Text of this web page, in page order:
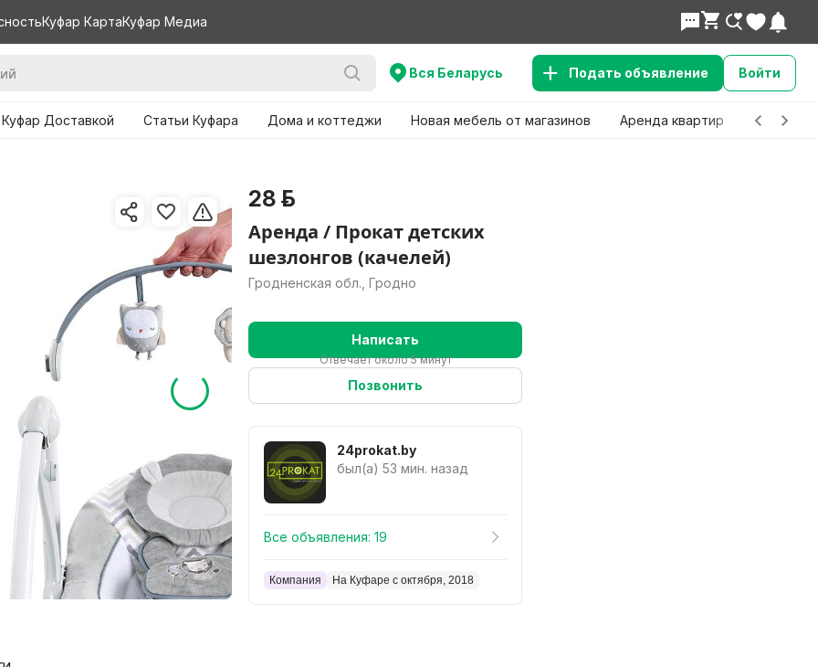
Куфар КартаКуфар Медиа
Вся Беларусь Подать объявление Войти
Доставкой Статьи Куфара Дома и коттеджи Новая мебель от магазинов Аренда квартир Детские
28 р.
Аренда / Прокат детских
шезлонгов (качелей)
Гродненская обл., Гродно
Написать
Отвечает около 5 минут
Позвонить
24prokat.by
был(а) 53 мин. назад
Все объявления: 19
Компания На Куфаре с октября, 2018